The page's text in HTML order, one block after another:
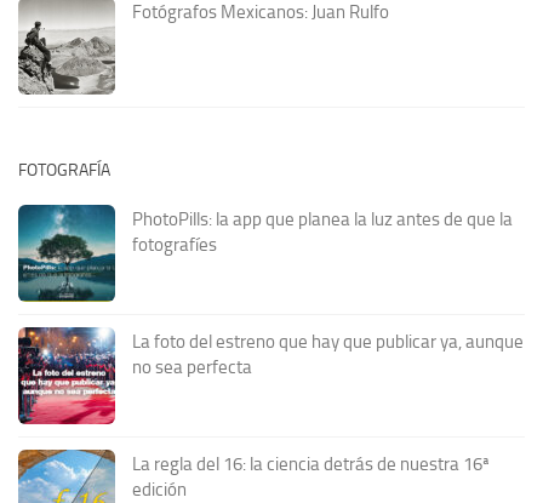
Fotógrafos Mexicanos: Juan Rulfo
FOTOGRAFÍA
PhotoPills: la app que planea la luz antes de que la
fotografíes
La foto del estreno que hay que publicar ya, aunque
no sea perfecta
La regla del 16: la ciencia detrás de nuestra 16ª
edición